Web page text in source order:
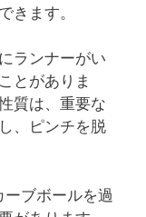
きます。
ランナーがい
とがありま
質は、重要な
、ピンチを脱
ブボールを過